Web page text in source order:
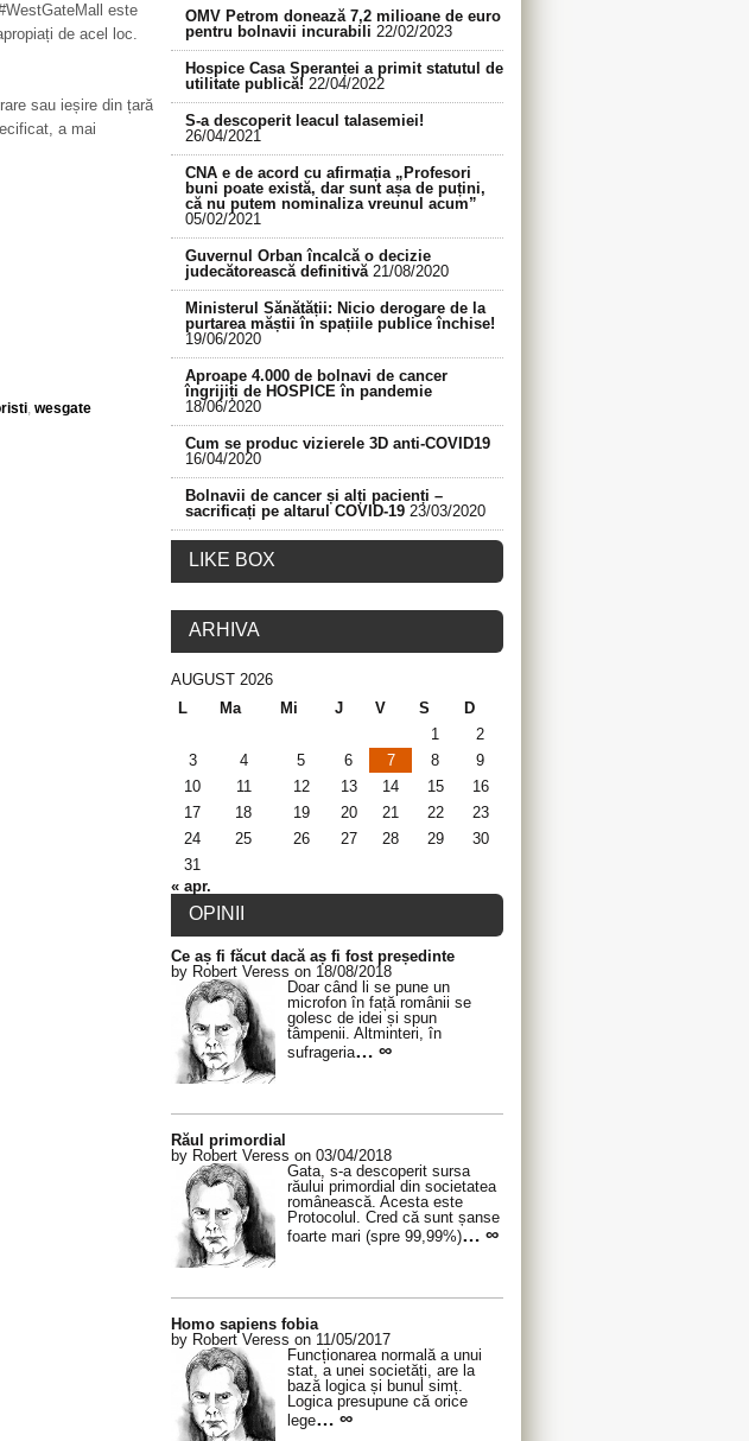
este
de acel loc.
sau ieșire din țară
a mai
, wesgate
OMV Petrom donează 7,2 milioane de euro
pentru bolnavii incurabili 22/02/2023
Hospice Casa Speranței a primit statutul de
utilitate publică! 22/04/2022
S-a descoperit leacul talasemiei!
26/04/2021
CNA e de acord cu afirmația „Profesori
buni poate există, dar sunt așa de puțini,
că nu putem nominaliza vreunul acum”
05/02/2021
Guvernul Orban încalcă o decizie
judecătorească definitivă 21/08/2020
Ministerul Sănătății: Nicio derogare de la
purtarea măștii în spațiile publice închise!
19/06/2020
Aproape 4.000 de bolnavi de cancer
îngrijiți de HOSPICE în pandemie
18/06/2020
Cum se produc vizierele 3D anti-COVID19
16/04/2020
Bolnavii de cancer și alți pacienți –
sacrificați pe altarul COVID-19 23/03/2020
LIKE BOX
ARHIVA
AUGUST 2026
L
Ma Mi J V S
D
1
2
3
4 5 6 7 8
9
10
11 12 13 14 15
16
17
18 19 20 21 22
23
24
25 26 27 28 29
30
31
« apr.
OPINII
Ce aș fi făcut dacă aș fi fost președinte
by Robert Veress on 18/08/2018
Doar când li se pune un
microfon în față românii se
golesc de idei și spun
tâmpenii. Altminteri, în
sufrageria… ∞
Răul primordial
by Robert Veress on 03/04/2018
Gata, s-a descoperit sursa
răului primordial din societatea
românească. Acesta este
Protocolul. Cred că sunt șanse
foarte mari (spre 99,99%)… ∞
Homo sapiens fobia
by Robert Veress on 11/05/2017
Funcționarea normală a unui
stat, a unei societăți, are la
bază logica și bunul simț.
Logica presupune că orice
lege… ∞